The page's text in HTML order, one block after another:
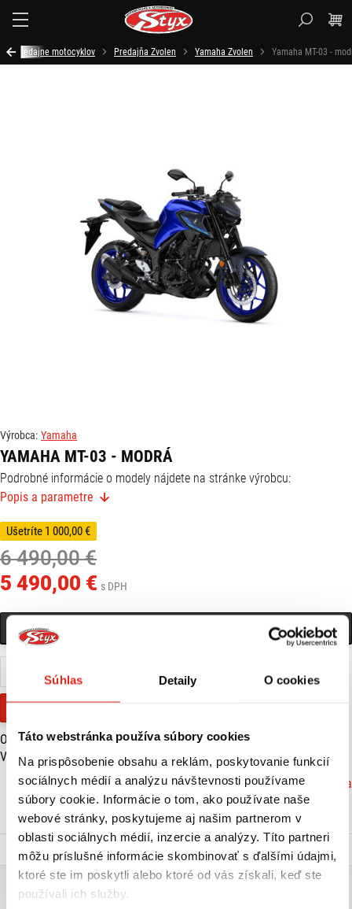
Súhlas Detaily O cookies
Táto webstránka používa súbory cookies
Na prispôsobenie obsahu a reklám, poskytovanie funkcií
sociálnych médií a analýzu návštevnosti používame
súbory cookie. Informácie o tom, ako používate naše
webové stránky, poskytujeme aj našim partnerom v
oblasti sociálnych médií, inzercie a analýzy. Títo partneri
môžu príslušné informácie skombinovať s ďalšími údajmi,
ktoré ste im poskytli alebo ktoré od vás získali, keď ste
používali ich služby.
Predajne motocyklov Predajňa Zvolen Yamaha Zvolen Yamaha MT-03 -
Výrobca: Yamaha
YAMAHA MT-03 - MODRÁ
Podrobné informácie o modely nájdete na stránke výrobcu:
https://www.yamaha-motor.eu/sk/sk/motorcycles/hyper-
Popis a parametre
Ušetríte 1 000,00 €
6 490,00 €
5 490,00 € s DPH
Nájdete ma na pobočke Zvolen
Financovanie
Objem motora (cm3): 321
Výkon (kW): 31
Značka: Yamaha
VIAC O PRODUKTE
Popis a parametre
YAMAHA MT-03 - MODRÁ